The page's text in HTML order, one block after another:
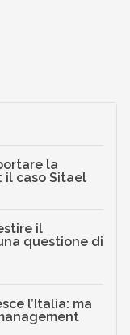
la
il caso Sitael
il
questione di
l’Italia: ma